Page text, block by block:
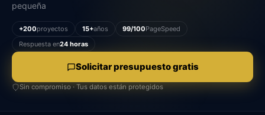
pequeña
+200proyectos 15+años 99/100PageSpeed
Respuesta en24 horas
Solicitar presupuesto gratis
Sin compromiso · Tus datos están protegidos